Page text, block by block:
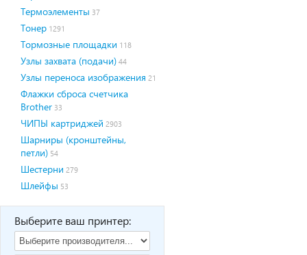
Термоэлементы 37
Тонер 1291
Тормозные площадки 118
Узлы захвата (подачи) 44
Узлы переноса изображения 21
Флажки сброса счетчика
Brother 33
ЧИПЫ картриджей 2903
Шарниры (кронштейны,
петли) 54
Шестерни 279
Шлейфы 53
Выберите ваш принтер: